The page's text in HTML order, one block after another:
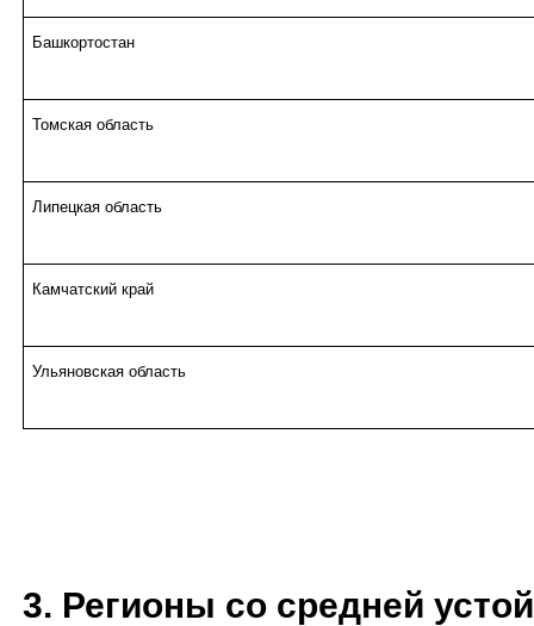
Башкортостан
Томская область
Липецкая область
Камчатский край
Ульяновская область
3. Регионы со средней